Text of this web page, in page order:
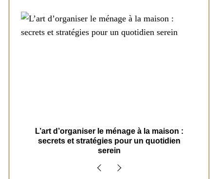
L’art d’organiser le ménage à la maison :
secrets et stratégies pour un quotidien
serein